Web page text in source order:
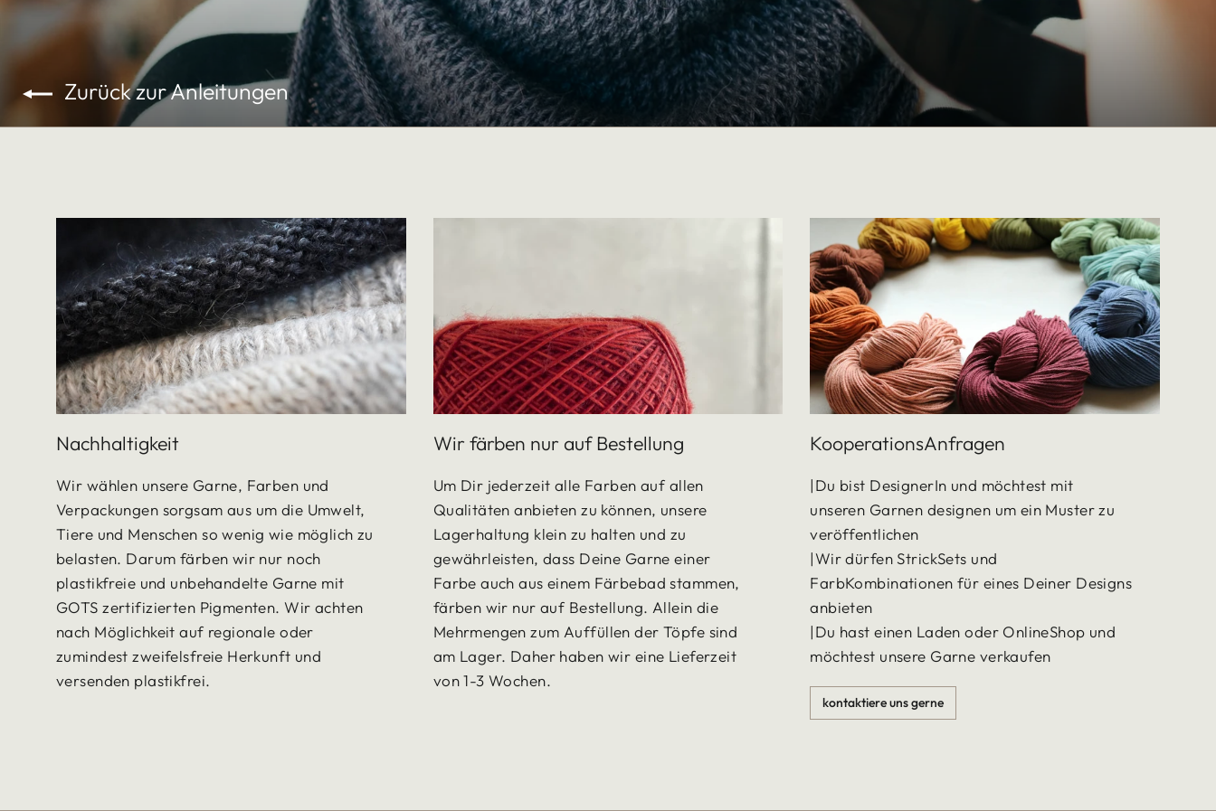
Zurück zur Anleitungen
Nachhaltigkeit
Wir wählen unsere Garne, Farben und
Verpackungen sorgsam aus um die Umwelt,
Tiere und Menschen so wenig wie möglich zu
belasten. Darum färben wir nur noch
plastikfreie und unbehandelte Garne mit
GOTS zertifizierten Pigmenten. Wir achten
nach Möglichkeit auf regionale oder
zumindest zweifelsfreie Herkunft und
versenden plastikfrei.
Wir färben nur auf Bestellung
Um Dir jederzeit alle Farben auf allen
Qualitäten anbieten zu können, unsere
Lagerhaltung klein zu halten und zu
gewährleisten, dass Deine Garne einer
Farbe auch aus einem Färbebad stammen,
färben wir nur auf Bestellung. Allein die
Mehrmengen zum Auffüllen der Töpfe sind
am Lager. Daher haben wir eine Lieferzeit
von 1-3 Wochen.
KooperationsAnfragen
|Du bist DesignerIn und möchtest mit
unseren Garnen designen um ein Muster zu
veröffentlichen
|Wir dürfen StrickSets und
FarbKombinationen für eines Deiner Designs
anbieten
|Du hast einen Laden oder OnlineShop und
möchtest unsere Garne verkaufen
kontaktiere uns gerne